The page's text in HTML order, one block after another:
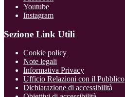
Youtube
Instagram
Sezione Link Utili
Cookie policy
Note legali
Informativa Privacy
Ufficio Relazioni con il Pubblico
Dichiarazione di accessibilità